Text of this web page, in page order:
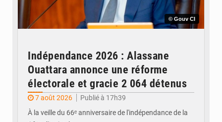
© Gouv CI
Indépendance 2026 : Alassane
Ouattara annonce une réforme
électorale et gracie 2 064 détenus
7 août 2026
Publié à 17h39
À la veille du 66ᵉ anniversaire de l'indépendance de la